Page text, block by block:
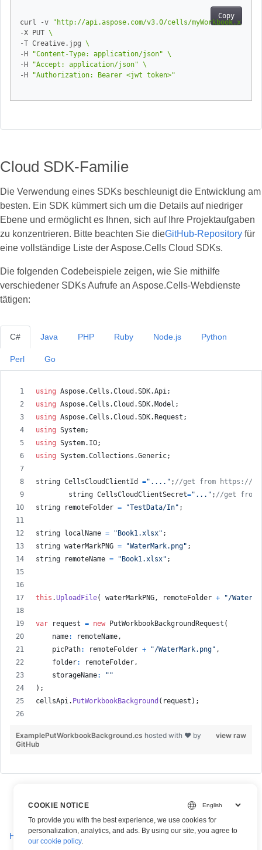
Copy
curl -v
"http://api.aspose.com/v3.0/cells/myWorkbook.xlsx/
-X PUT
-T Creative.jpg
-H
"Content-Type: application/json"
-H
"Accept: application/json"
-H
"Authorization: Bearer <jwt token>"
Cloud SDK-Familie
Die Verwendung eines SDKs beschleunigt die Entwicklung am
besten. Ein SDK kümmert sich um die Details auf niedriger
Ebene und ermöglicht es Ihnen, sich auf Ihre Projektaufgaben
zu konzentrieren. Bitte beachten Sie dieGitHub-Repository für
eine vollständige Liste der Aspose.Cells Cloud SDKs.
Die folgenden Codebeispiele zeigen, wie Sie mithilfe
verschiedener SDKs Aufrufe an Aspose.Cells-Webdienste
tätigen:
C#
using Aspose.Cells .Cloud .SDK.Api;
using Aspose.Cells .Cloud .SDK. Model ;
using Aspose.Cells .Cloud .SDK. Request ;
using System;
using System. IO;
using System.Collections .Generic;
string CellsCloudClientId ="...." ; //get from https://
string CellsCloudClientSecret="..." ; //get from
string
remoteFolder = "TestData/In" ;
string localName = "Book1.xlsx" ;
string waterMarkPNG = "WaterMark.png" ;
string
remoteName = "Book1.xlsx" ;
this .UploadFile( waterMarkPNG, remoteFolder + "/
var request = new PutWorkbookBackgroundRequest (
name: remoteName,
picPath: remoteFolder + "/WaterMark.png" ,
folder: remoteFolder,
storageName:
""
) ;
cellsApi. PutWorkbookBackground ( request ) ;
view raw
ExamplePutWorkbookBackground.cs hosted with ❤ by
GitHub
Java PHP Ruby Node.js Python
Perl Go
Hintergrund auf einem Excel-Arbeitsblatt löschen
COOKIE NOTICE
To provide you with the best experience, we use cookies for
personalization, analytics, and ads. By using our site, you agree to
our cookie policy.